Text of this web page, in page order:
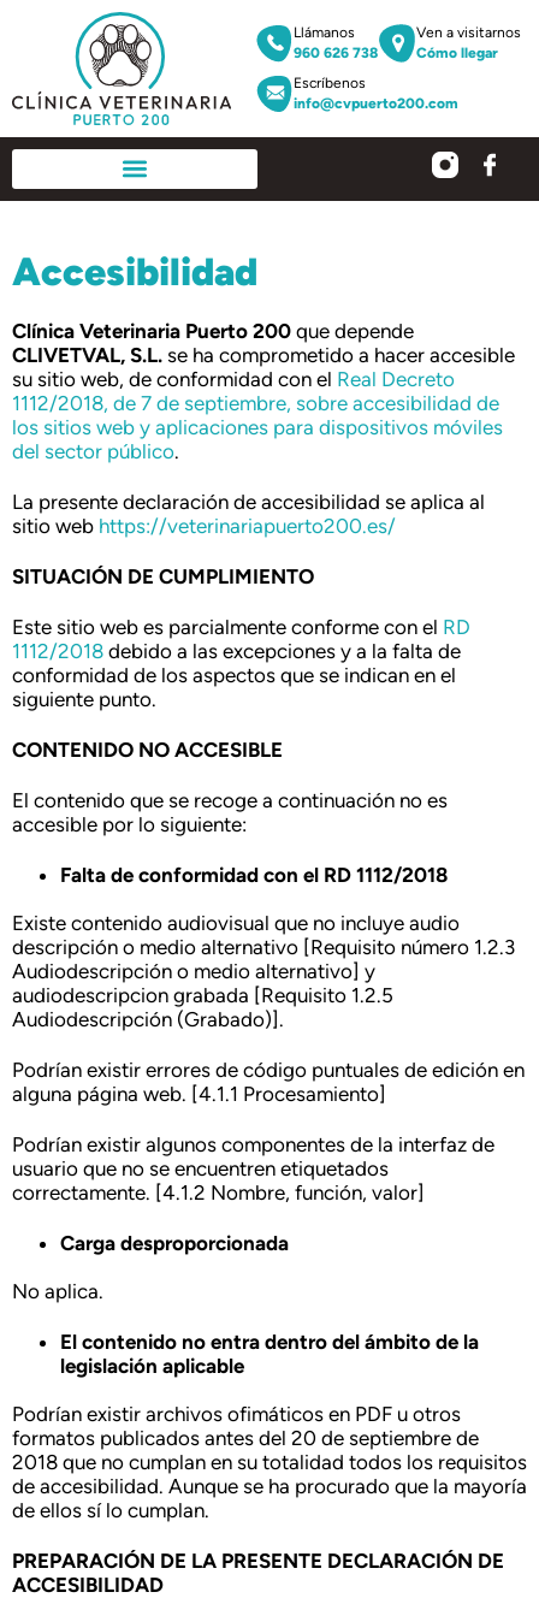
Llámanos
960 626 738
Ven a visitarnos
Cómo llegar
Escríbenos
info@cvpuerto200.com
Accesibilidad
Clínica Veterinaria Puerto 200 que depende
CLIVETVAL, S.L. se ha comprometido a hacer accesible
su sitio web, de conformidad con el Real Decreto
1112/2018, de 7 de septiembre, sobre accesibilidad de
los sitios web y aplicaciones para dispositivos móviles
del sector público.
La presente declaración de accesibilidad se aplica al
sitio web https://veterinariapuerto200.es/
SITUACIÓN DE CUMPLIMIENTO
Este sitio web es parcialmente conforme con el RD
1112/2018 debido a las excepciones y a la falta de
conformidad de los aspectos que se indican en el
siguiente punto.
CONTENIDO NO ACCESIBLE
El contenido que se recoge a continuación no es
accesible por lo siguiente:
Falta de conformidad con el RD 1112/2018
Existe contenido audiovisual que no incluye audio
descripción o medio alternativo [Requisito número 1.2.3
Audiodescripción o medio alternativo] y
audiodescripcion grabada [Requisito 1.2.5
Audiodescripción (Grabado)].
Podrían existir errores de código puntuales de edición en
alguna página web. [4.1.1 Procesamiento]
Podrían existir algunos componentes de la interfaz de
usuario que no se encuentren etiquetados
correctamente. [4.1.2 Nombre, función, valor]
Carga desproporcionada
No aplica.
El contenido no entra dentro del ámbito de la
legislación aplicable
Podrían existir archivos ofimáticos en PDF u otros
formatos publicados antes del 20 de septiembre de
2018 que no cumplan en su totalidad todos los requisitos
de accesibilidad. Aunque se ha procurado que la mayoría
de ellos sí lo cumplan.
PREPARACIÓN DE LA PRESENTE DECLARACIÓN DE
ACCESIBILIDAD